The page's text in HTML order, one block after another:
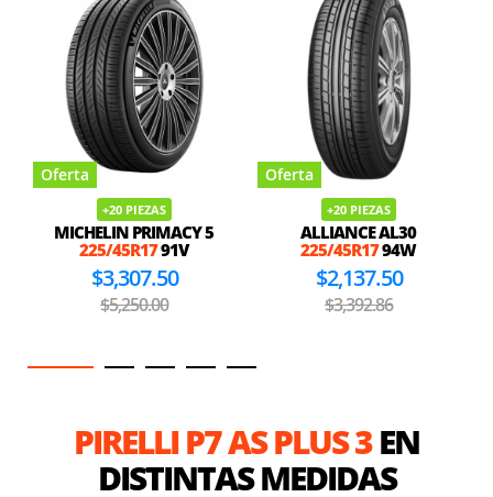
Oferta
+20 PIEZAS
ALLIANCE AL30
225/45R1794W
$2,137.50
$3,392.86
Oferta
7 PIEZAS
NITTO INVO225/45R17
91W
$3,658.50
$5,807.14
PIRELLI P7 AS PLUS 3EN
DISTINTAS MEDIDAS